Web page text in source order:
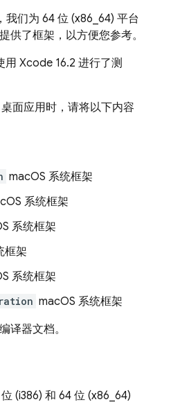
们为 64 位 (x86_64) 平台
供了框架，以方便您参考。
用 Xcode 16.2 进行了测
面应用时，请将以下内容
macOS 系统框架
系统框架
系统框架
框架
系统框架
macOS 系统框架
译器文档。
(i386) 和 64 位 (x86_64)